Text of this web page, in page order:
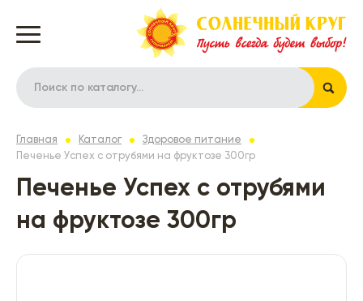
Главная Каталог
Здоровое питание
Печенье Успех с отрубями на фруктозе 300гр
Печенье Успех с отрубями
на фруктозе 300гр